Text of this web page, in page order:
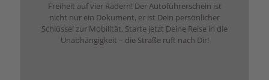
Freiheit auf vier Rädern! Der Autoführerschein ist
nicht nur ein Dokument, er ist Dein persönlicher
Schlüssel zur Mobilität. Starte jetzt Deine Reise in die
Unabhängigkeit – die Straße ruft nach Dir!